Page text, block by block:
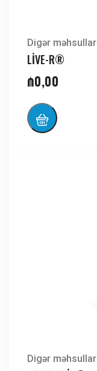
Digər məhsullar
LİVE-R®
₼0,00
Digər məhsullar